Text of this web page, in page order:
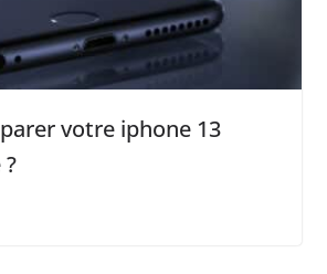
votre iphone 13